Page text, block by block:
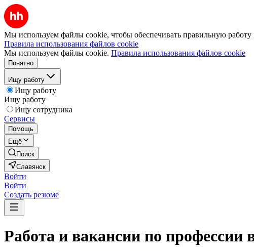
Мы используем файлы cookie, чтобы обеспечивать правильную работу
Правила использования файлов cookie
Мы используем файлы cookie. Правила использования файлов cookie
Понятно
Ищу работу
Ищу работу
Ищу работу
Ищу сотрудника
Сервисы
Помощь
Ещё
Поиск
Славянск
Войти
Войти
Создать резюме
Работа и вакансии по профессии